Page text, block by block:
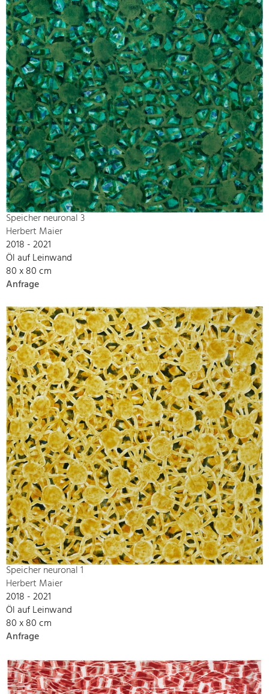
Speicher neuronal 3
Herbert Maier
2018 - 2021
Öl auf Leinwand
80 x 80 cm
Anfrage
Speicher neuronal 1
Herbert Maier
2018 - 2021
Öl auf Leinwand
80 x 80 cm
Anfrage